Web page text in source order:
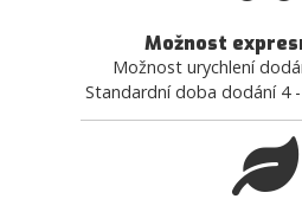
Možnost
Možnost urychlení
Standardní doba dodání 4